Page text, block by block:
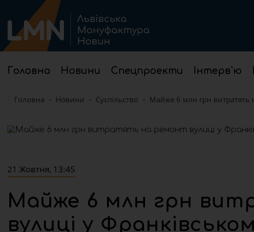
Головна Новини Спецпроекти Інтерв`ю
Головна Новини Суспільство Майже 6 млн грн витратять
21 Жовтня, 13:45
Майже 6 млн грн
вулиці у